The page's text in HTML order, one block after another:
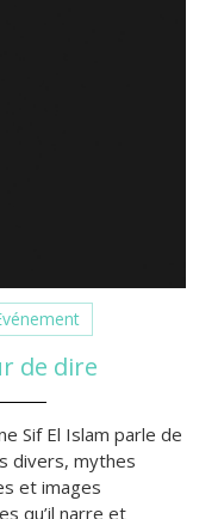
de dire
Sif El Islam parle de
divers, mythes
et images
qu’il narre et